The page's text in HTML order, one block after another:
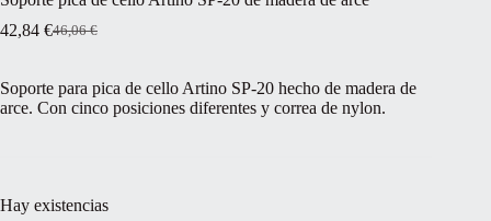
46,06€
El
era:
46,06 €.
42,84 €El
es:
42,84 €.
Soporte para pica de cello Artino SP-20 hecho de madera de
arce. Con cinco posiciones diferentes y correa de nylon.
Hay existencias